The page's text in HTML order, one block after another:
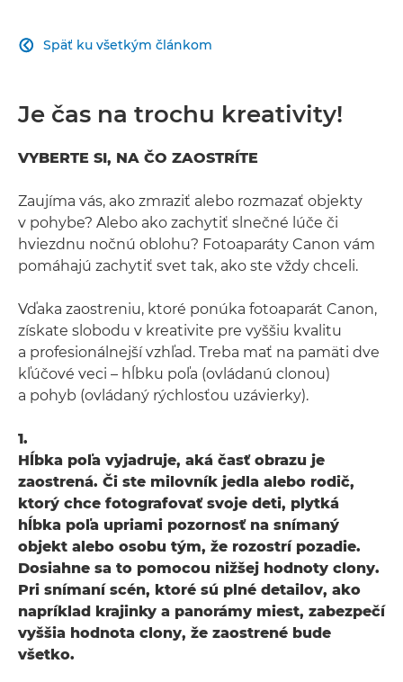
Späť ku všetkým článkom

Je čas na trochu kreativity!
VYBERTE SI, NA ČO ZAOSTRÍTE
Zaujíma vás, ako zmraziť alebo rozmazať objekty
v pohybe? Alebo ako zachytiť slnečné lúče či
hviezdnu nočnú oblohu? Fotoaparáty Canon vám
pomáhajú zachytiť svet tak, ako ste vždy chceli.
Vďaka zaostreniu, ktoré ponúka fotoaparát Canon,
získate slobodu v kreativite pre vyššiu kvalitu
a profesionálnejší vzhľad. Treba mať na pamäti dve
kľúčové veci – hĺbku poľa (ovládanú clonou)
a pohyb (ovládaný rýchlosťou uzávierky).
1.
Hĺbka poľa vyjadruje, aká časť obrazu je
zaostrená. Či ste milovník jedla alebo rodič,
ktorý chce fotografovať svoje deti, plytká
hĺbka poľa upriami pozornosť na snímaný
objekt alebo osobu tým, že rozostrí pozadie.
Dosiahne sa to pomocou nižšej hodnoty clony.
Pri snímaní scén, ktoré sú plné detailov, ako
napríklad krajinky a panorámy miest, zabezpečí
vyššia hodnota clony, že zaostrené bude
všetko.